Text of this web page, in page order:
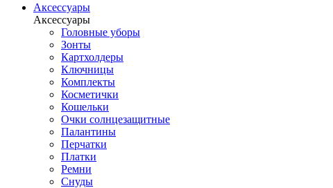
Аксессуары
Аксессуары
Головные уборы
Зонты
Картхолдеры
Ключницы
Комплекты
Косметички
Кошельки
Очки солнцезащитные
Палантины
Перчатки
Платки
Ремни
Снуды